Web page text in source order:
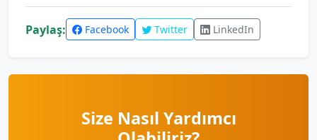
Paylaş: Facebook Twitter LinkedIn
Size Nasıl Yardımcı